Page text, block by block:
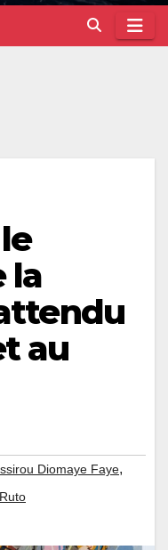
la
au
Diomaye Faye,